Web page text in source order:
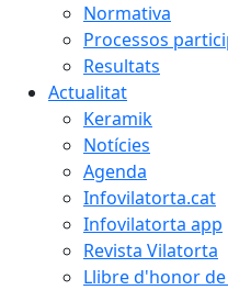
Normativa
Processos
Resultats
Actualitat
Keramik
Notícies
Agenda
Infovilatorta.cat
Infovilatorta app
Revista Vilatorta
Llibre d'honor